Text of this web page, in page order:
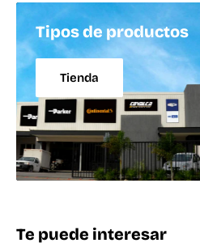
Tipos de productos
Tienda
Te puede interesar